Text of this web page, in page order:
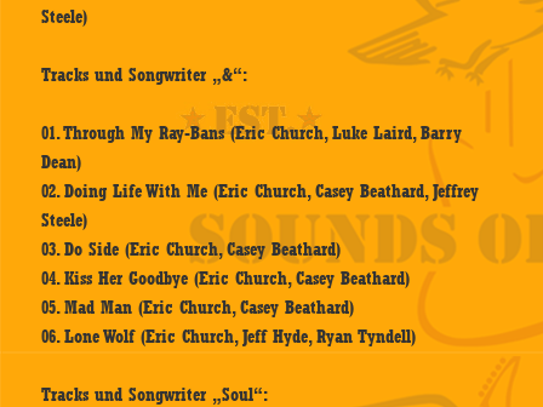
Steele)
Tracks und Songwriter „&“:
01. Through My Ray-Bans (Eric Church, Luke Laird, Barry
Dean)
02. Doing Life With Me (Eric Church, Casey Beathard, Jeffrey
Steele)
03. Do Side (Eric Church, Casey Beathard)
04. Kiss Her Goodbye (Eric Church, Casey Beathard)
05. Mad Man (Eric Church, Casey Beathard)
06. Lone Wolf (Eric Church, Jeff Hyde, Ryan Tyndell)
Tracks und Songwriter „Soul“: